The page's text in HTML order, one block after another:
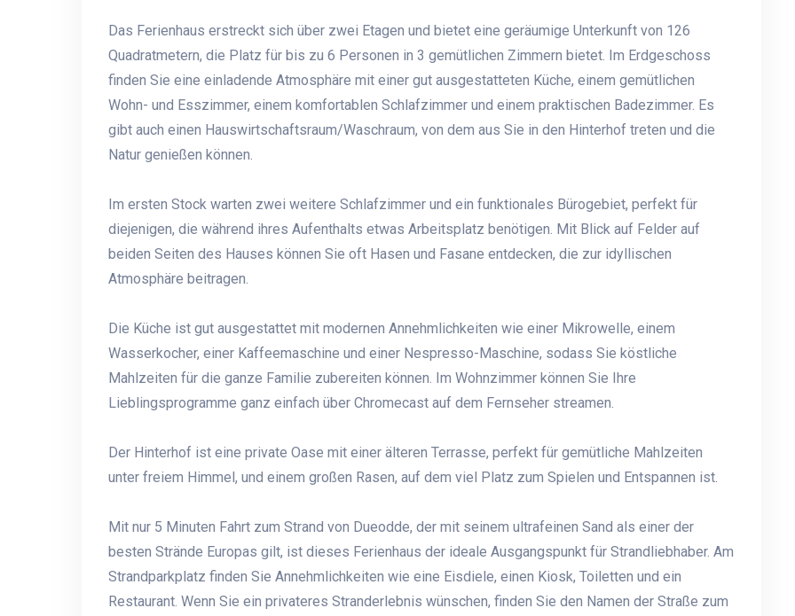
Das Ferienhaus erstreckt sich über zwei Etagen und bietet eine geräumige Unterkunft von 126
Quadratmetern, die Platz für bis zu 6 Personen in 3 gemütlichen Zimmern bietet. Im Erdgeschoss
finden Sie eine einladende Atmosphäre mit einer gut ausgestatteten Küche, einem gemütlichen
Wohn- und Esszimmer, einem komfortablen Schlafzimmer und einem praktischen Badezimmer. Es
gibt auch einen Hauswirtschaftsraum/Waschraum, von dem aus Sie in den Hinterhof treten und die
Natur genießen können.
Im ersten Stock warten zwei weitere Schlafzimmer und ein funktionales Bürogebiet, perfekt für
diejenigen, die während ihres Aufenthalts etwas Arbeitsplatz benötigen. Mit Blick auf Felder auf
beiden Seiten des Hauses können Sie oft Hasen und Fasane entdecken, die zur idyllischen
Atmosphäre beitragen.
Die Küche ist gut ausgestattet mit modernen Annehmlichkeiten wie einer Mikrowelle, einem
Wasserkocher, einer Kaffeemaschine und einer Nespresso-Maschine, sodass Sie köstliche
Mahlzeiten für die ganze Familie zubereiten können. Im Wohnzimmer können Sie Ihre
Lieblingsprogramme ganz einfach über Chromecast auf dem Fernseher streamen.
Der Hinterhof ist eine private Oase mit einer älteren Terrasse, perfekt für gemütliche Mahlzeiten
unter freiem Himmel, und einem großen Rasen, auf dem viel Platz zum Spielen und Entspannen ist.
Mit nur 5 Minuten Fahrt zum Strand von Dueodde, der mit seinem ultrafeinen Sand als einer der
besten Strände Europas gilt, ist dieses Ferienhaus der ideale Ausgangspunkt für Strandliebhaber. Am
Strandparkplatz finden Sie Annehmlichkeiten wie eine Eisdiele, einen Kiosk, Toiletten und ein
Restaurant. Wenn Sie ein privateres Stranderlebnis wünschen, finden Sie den Namen der Straße zum